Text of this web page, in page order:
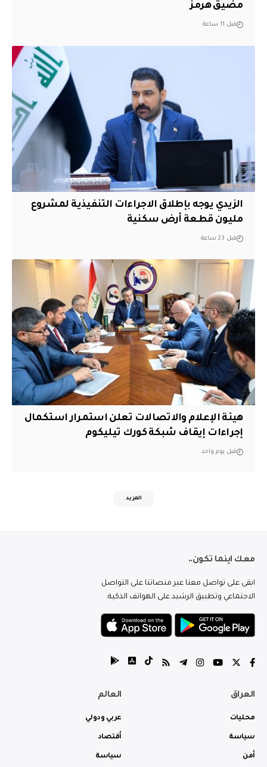
مضيق هرمز
قبل 11 ساعة
الزيدي يوجه بإطلاق الاجراءات التنفيذية لمشروع
مليون قطعة أرض سكنية
قبل 23 ساعة
هيئة الإعلام والاتصالات تعلن استمرار استكمال
إجراءات إيقاف شبكة كورك تيليكوم
قبل يوم واحد
المزيد
معك اينما تكون..
ابقى على تواصل معنا عبر منصاتنا على التواصل
الاجتماعي وتطبيق الرشيد على الهواتف الذكية.
العراق
محليات
سياسة
أمن
العالم
عربي ودولي
أقتصاد
سياسة